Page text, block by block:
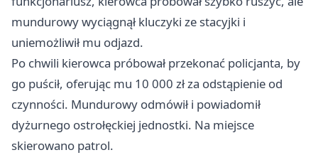
mundurowy wyciągnął kluczyki ze stacyjki i
uniemożliwił mu odjazd.
Po chwili kierowca próbował przekonać policjanta, by
go puścił, oferując mu 10 000 zł za odstąpienie od
czynności. Mundurowy odmówił i powiadomił
dyżurnego ostrołęckiej jednostki. Na miejsce
skierowano patrol.